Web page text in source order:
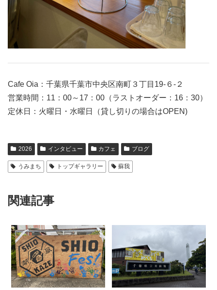
Cafe Oia：千葉県千葉市中央区南町３丁目19-６-２
営業時間：11：00～17：00（ラストオーダー：16：30）
定休日：火曜日・水曜日（貸し切りの場合はOPEN)
2026 インタビュー カフェ ブログ
うみまち トップギャラリー 蘇我
関連記事